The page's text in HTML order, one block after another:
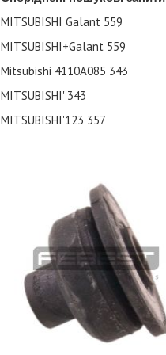
MITSUBISHI Galant 559
MITSUBISHI+Galant 559
Mitsubishi 4110A085 343
MITSUBISHI' 343
MITSUBISHI'123 357